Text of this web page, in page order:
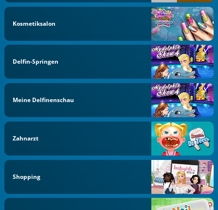
Kosmetiksalon
Delfin-Springen
Meine Delfinenschau
Zahnarzt
Shopping